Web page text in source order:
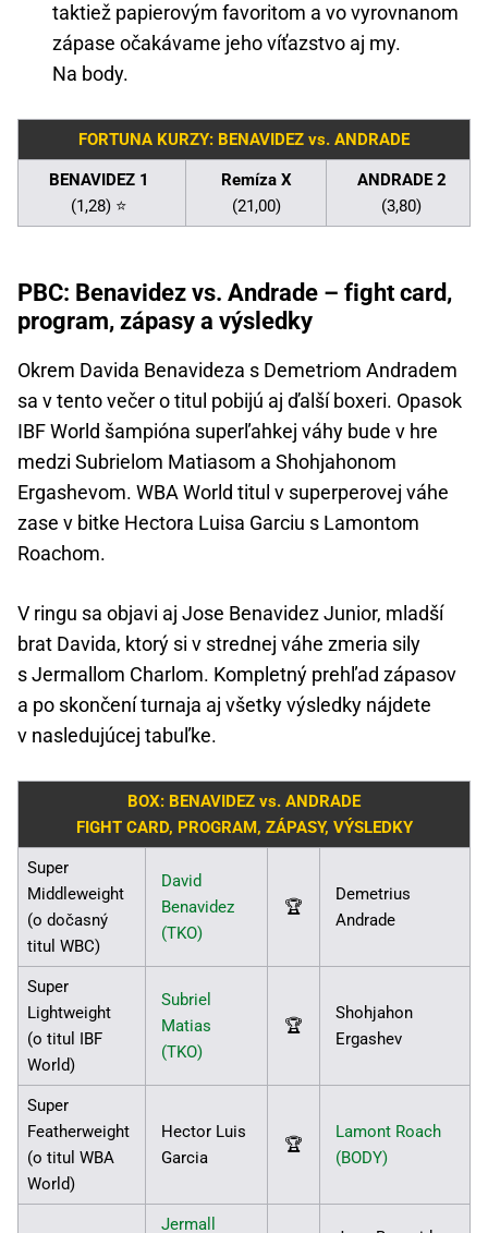
taktiež papierovým favoritom a vo vyrovnanom
zápase očakávame jeho víťazstvo aj my.
Na body.
FORTUNA KURZY: BENAVIDEZ vs. ANDRADE
BENAVIDEZ 1
(1,28) ⭐
Remíza X
(21,00)
ANDRADE 2
(3,80)
PBC: Benavidez vs. Andrade – fight card,
program, zápasy a výsledky
Okrem Davida Benavideza s Demetriom Andradem
sa v tento večer o titul pobijú aj ďalší boxeri. Opasok
IBF World šampióna superľahkej váhy bude v hre
medzi Subrielom Matiasom a Shohjahonom
Ergashevom. WBA World titul v superperovej váhe
zase v bitke Hectora Luisa Garciu s Lamontom
Roachom.
V ringu sa objavi aj Jose Benavidez Junior, mladší
brat Davida, ktorý si v strednej váhe zmeria sily
s Jermallom Charlom. Kompletný prehľad zápasov
a po skončení turnaja aj všetky výsledky nájdete
v nasledujúcej tabuľke.
BOX: BENAVIDEZ vs. ANDRADE
FIGHT CARD, PROGRAM, ZÁPASY, VÝSLEDKY
Super
Middleweight
(o dočasný
titul WBC)
David
Benavidez
(TKO)
🏆
Demetrius
Andrade
Super
Lightweight
(o titul IBF
World)
Subriel
Matias
(TKO)
🏆
Shohjahon
Ergashev
Super
Featherweight
(o titul WBA
World)
Hector Luis
Garcia
🏆
Lamont Roach
(BODY)
Jermall